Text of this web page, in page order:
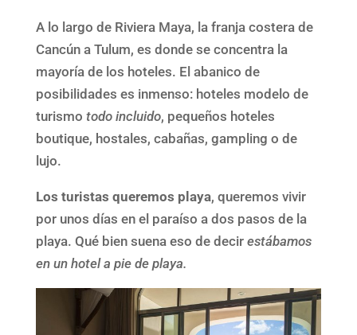
A lo largo de Riviera Maya, la franja costera de
Cancún a Tulum, es donde se concentra la
mayoría de los hoteles. El abanico de
posibilidades es inmenso: hoteles modelo de
turismo todo incluido, pequeños hoteles
boutique, hostales, cabañas, gampling o de
lujo.
Los turistas queremos playa, queremos vivir
por unos días en el paraíso a dos pasos de la
playa. Qué bien suena eso de decir estábamos
en un hotel a pie de playa.